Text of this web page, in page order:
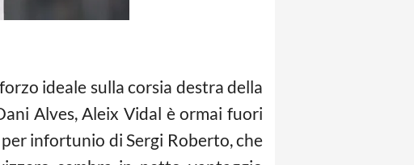
ideale sulla corsia destra della
Alves, Aleix Vidal è ormai fuori
per infortunio di Sergi Roberto, che